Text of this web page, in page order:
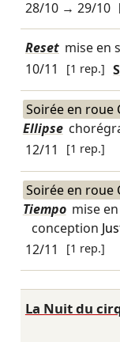
28/10→ 29/10
Reset mise en
10/11
[1 rep.]
Soirée en roue
Ellipse
12/11
[1 rep.]
Soirée en roue
Tiempo mise
conception
12/11
[1 rep.]
La Nuit du